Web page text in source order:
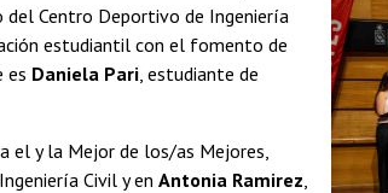
Centro Deportivo de Ingeniería
estudiantil con el fomento de
es Daniela Pari , estudiante de
el y la Mejor de los/as Mejores,
Civil y en Antonia Ramirez